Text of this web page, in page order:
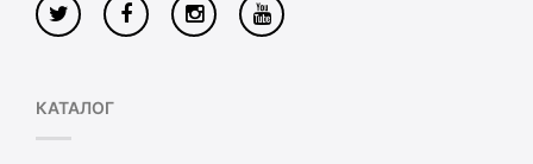
КАТАЛОГ